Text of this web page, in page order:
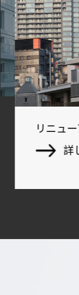
リニュ
詳